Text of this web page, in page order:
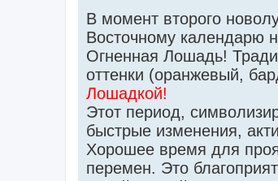
н
и
е
В момент второго
Восточному календарю
Огненная Лошадь!
оттенки (оранжевый,
Лошадкой!
Этот период,
быстрые изменения,
Хорошее время для
перемен. Это